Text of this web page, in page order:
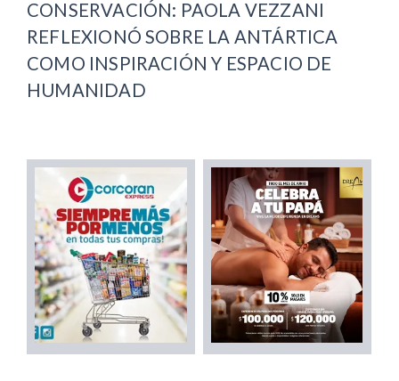
CONSERVACIÓN: PAOLA VEZZANI
REFLEXIONÓ SOBRE LA ANTÁRTICA
COMO INSPIRACIÓN Y ESPACIO DE
HUMANIDAD